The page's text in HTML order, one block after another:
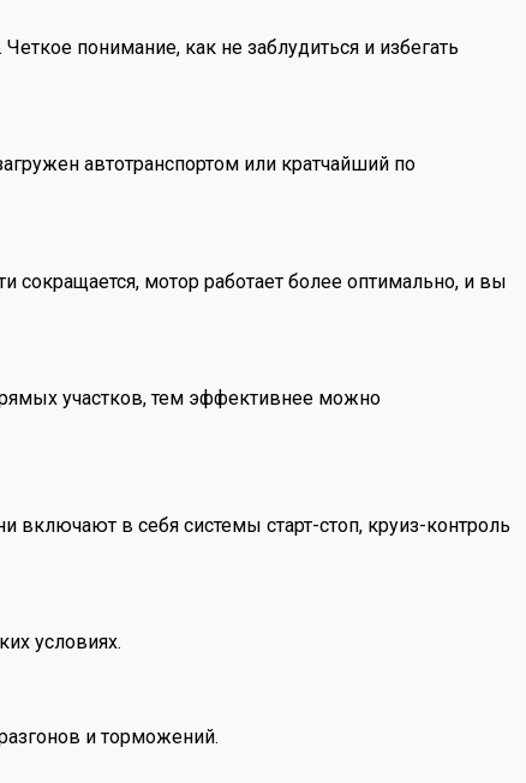
понимание, как не заблудиться и избегать
автотранспортом или кратчайший по
сокращается, мотор работает более оптимально, и вы
участков, тем эффективнее можно
в себя системы старт-стоп, круиз-контроль
условиях.
и торможений.